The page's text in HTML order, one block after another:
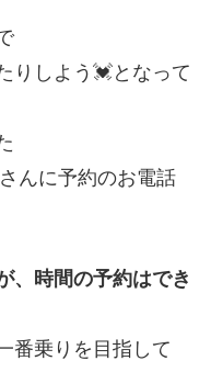
りしよう💓となって
さんに予約のお電話
、時間の予約はでき
番乗りを目指して